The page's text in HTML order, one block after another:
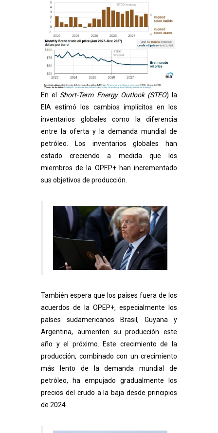
En el Short-Term Energy Outlook (STEO) la
EIA estimó los cambios implícitos en los
inventarios globales como la diferencia
entre la oferta y la demanda mundial de
petróleo. Los inventarios globales han
estado creciendo a medida que los
miembros de la OPEP+ han incrementado
sus objetivos de producción.
También espera que los países fuera de los
acuerdos de la OPEP+, especialmente los
países sudamericanos Brasil, Guyana y
Argentina, aumenten su producción este
año y el próximo. Este crecimiento de la
producción, combinado con un crecimiento
más lento de la demanda mundial de
petróleo, ha empujado gradualmente los
precios del crudo a la baja desde principios
de 2024.